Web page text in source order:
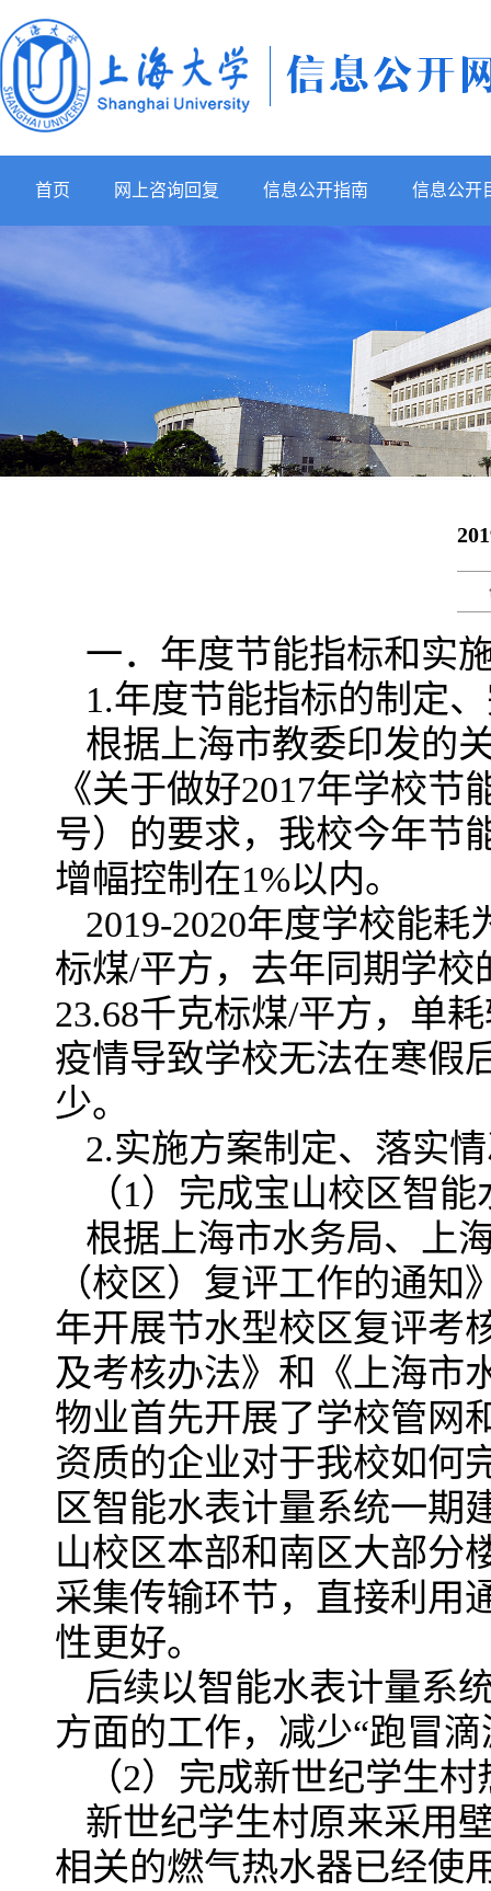
首页 网上咨询回复 信息公开指南 信息公开
一．年度节能指标和实
1.年度节能指标的制定
根据上海市教委印发的
《关于做好2017年学校
号）的要求，我校今年节
增幅控制在1%以内。
2019-2020年度学校能
标煤/平方，去年同期学校
23.68千克标煤/平方，单
疫情导致学校无法在寒假
少。
2.实施方案制定、落实
（1）完成宝山校区智
根据上海市水务局、上
（校区）复评工作的通
年开展节水型校区复评考
及考核办法》和《上海市
物业首先开展了学校管网
资质的企业对于我校如何
区智能水表计量系统一期
山校区本部和南区大部分
采集传输环节，直接利用
性更好。
后续以智能水表计量系
方面的工作，减少“跑冒
（2）完成新世纪学生
新世纪学生村原来采用
相关的燃气热水器已经使